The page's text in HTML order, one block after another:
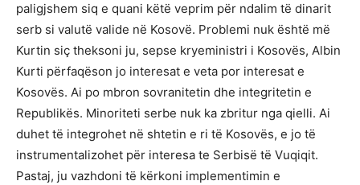
paligjshem siq e quani këtë veprim për ndalim të dinarit
serb si valutë valide në Kosovë. Problemi nuk është më
Kurtin siç theksoni ju, sepse kryeministri i Kosovës, Albin
Kurti përfaqëson jo interesat e veta por interesat e
Kosovës. Ai po mbron sovranitetin dhe integritetin e
Republikës. Minoriteti serbe nuk ka zbritur nga qielli. Ai
duhet të integrohet në shtetin e ri të Kosovës, e jo të
instrumentalizohet për interesa te Serbisë të Vuqiqit.
Pastaj, ju vazhdoni të kërkoni implementimin e